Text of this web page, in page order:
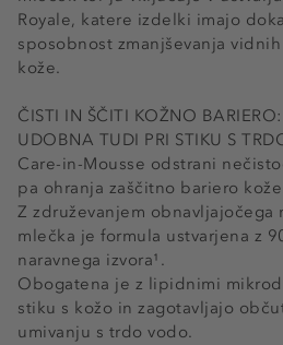
Royale, katere izdelki imajo
sposobnost zmanjševanja
kože.
ČISTI IN ŠČITI KOŽNO
UDOBNA TUDI PRI STIKU S
Care-in-Mousse odstrani
pa ohranja zaščitno bariero
Z združevanjem obnavljajočega
mlečka je formula ustvarjena z
naravnega izvora¹.
Obogatena je z lipidnimi
stiku s kožo in zagotavljajo
umivanju s trdo vodo.